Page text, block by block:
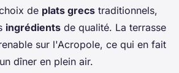
de plats grecs traditionnels,
ingrédients de qualité. La terrasse
sur l'Acropole, ce qui en fait
dîner en plein air.